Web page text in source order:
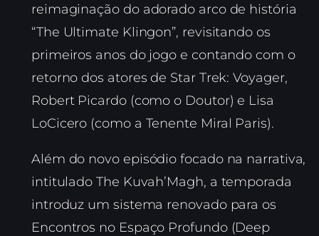
reimaginação do adorado arco de história
“The Ultimate Klingon”, revisitando os
primeiros anos do jogo e contando com o
retorno dos atores de Star Trek: Voyager,
Robert Picardo (como o Doutor) e Lisa
LoCicero (como a Tenente Miral Paris).
Além do novo episódio focado na narrativa,
intitulado The Kuvah’Magh, a temporada
introduz um sistema renovado para os
Encontros no Espaço Profundo (Deep